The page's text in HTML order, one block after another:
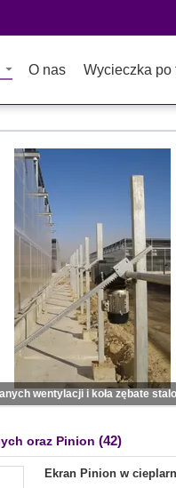
O nas Wycieczka po
oraz Pinion (42)
Ekran Pinion w